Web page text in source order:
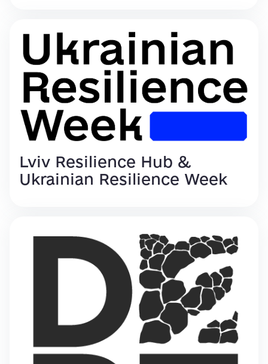
Lviv Resilience Hub &
Ukrainian Resilience Week